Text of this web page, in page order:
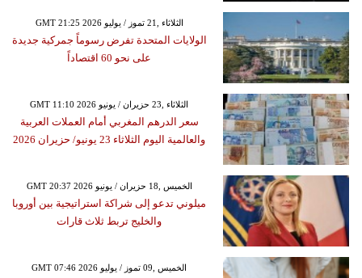
GMT 21:25 2026 الثلاثاء ,21 تموز / يوليو
الولايات المتحدة تفرض رسوماً جمركية جديدة
على نحو 60 اقتصاداً
GMT 11:10 2026 الثلاثاء ,23 حزيران / يونيو
سعر الدرهم المغربي أمام العملات العربية
والعالمية اليوم الثلاثاء 23 يونيو/ حزيران 2026
GMT 20:37 2026 الخميس ,18 حزيران / يونيو
ميلوني تدعو إلى شراكة استراتيجية بين أوروبا
والخليج تربط ثلاث قارات
GMT 07:46 2026 الخميس ,09 تموز / يوليو